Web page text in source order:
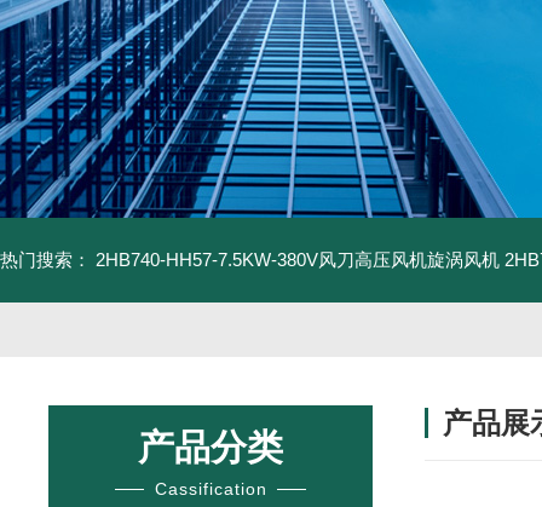
热门搜索： 2HB740-HH57-7.5KW-380V风刀高压风机旋涡风机
产品分类
Cassification
产品展